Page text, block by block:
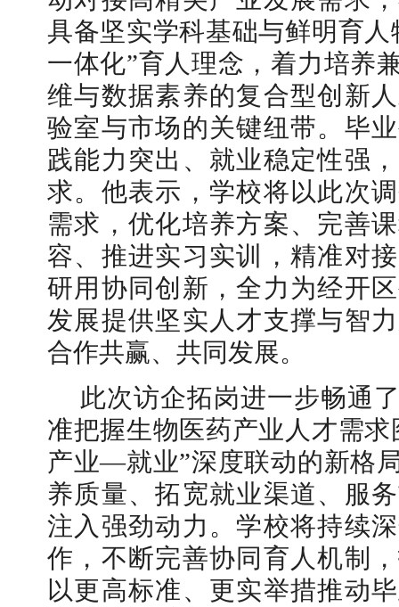
具备坚实学科基础与鲜明育
一体化”育人理念，着力培养
维与数据素养的复合型创新
验室与市场的关键纽带。毕
践能力突出、就业稳定性强
求。他表示，学校将以此次
需求，优化培养方案、完善
容、推进实习实训，精准对
研用协同创新，全力为经开
发展提供坚实人才支撑与智
合作共赢、共同发展。
此次访企拓岗进一步畅通
准把握生物医药产业人才需
产业—就业”深度联动的新格
养质量、拓宽就业渠道、服
注入强劲动力。学校将持续
作，不断完善协同育人机制
以更高标准、更实举措推动